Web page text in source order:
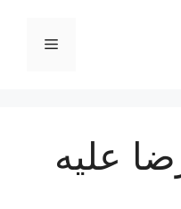
فهرست
علیه